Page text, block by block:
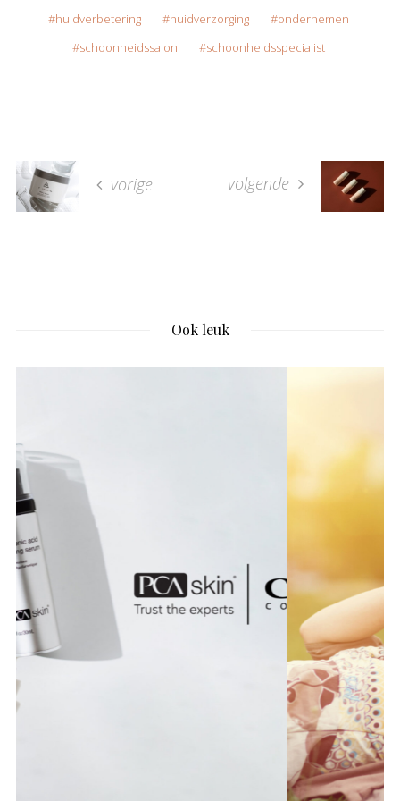
huidverbetering huidverzorging
ondernemen
schoonheidssalon
schoonheidsspecialist
vorige volgende
Ook leuk